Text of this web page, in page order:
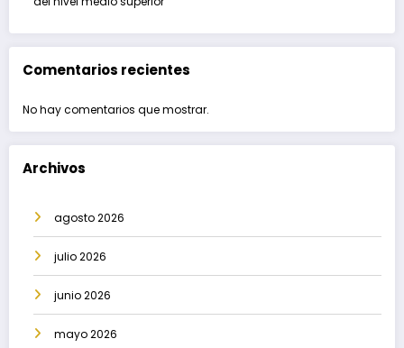
Comentarios recientes
No hay comentarios que mostrar.
Archivos
agosto 2026
julio 2026
junio 2026
mayo 2026